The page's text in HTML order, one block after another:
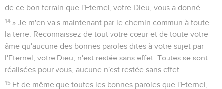
de ce bon terrain que l'Eternel, votre Dieu, vous a donné.
14 » Je m'en vais maintenant par le chemin commun à toute
la terre. Reconnaissez de tout votre cœur et de toute votre
âme qu'aucune des bonnes paroles dites à votre sujet par
l'Eternel, votre Dieu, n'est restée sans effet. Toutes se sont
réalisées pour vous, aucune n'est restée sans effet.
15 Et de même que toutes les bonnes paroles que l'Eternel,